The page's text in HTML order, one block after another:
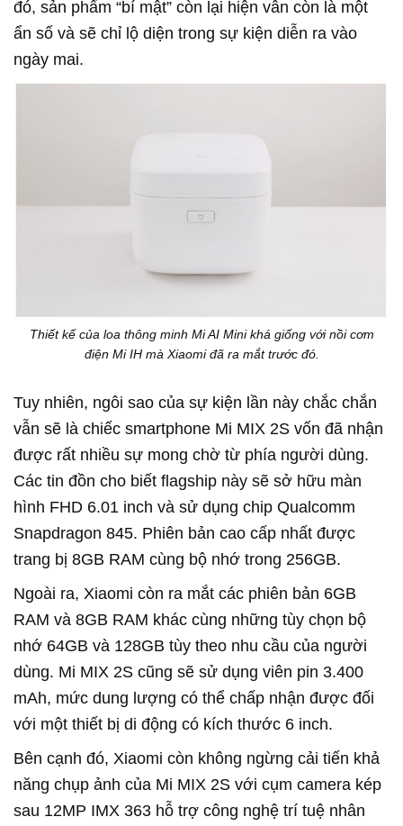
đó, sản phẩm “bí mật” còn lại hiện vẫn còn là một
ẩn số và sẽ chỉ lộ diện trong sự kiện diễn ra vào
ngày mai.
Thiết kế của loa thông minh Mi AI Mini khá giống với nồi cơm
điện Mi IH mà Xiaomi đã ra mắt trước đó.
Tuy nhiên, ngôi sao của sự kiện lần này chắc chắn
vẫn sẽ là chiếc smartphone Mi MIX 2S vốn đã nhận
được rất nhiều sự mong chờ từ phía người dùng.
Các tin đồn cho biết flagship này sẽ sở hữu màn
hình FHD 6.01 inch và sử dụng chip Qualcomm
Snapdragon 845. Phiên bản cao cấp nhất được
trang bị 8GB RAM cùng bộ nhớ trong 256GB.
Ngoài ra, Xiaomi còn ra mắt các phiên bản 6GB
RAM và 8GB RAM khác cùng những tùy chọn bộ
nhớ 64GB và 128GB tùy theo nhu cầu của người
dùng. Mi MIX 2S cũng sẽ sử dụng viên pin 3.400
mAh, mức dung lượng có thể chấp nhận được đối
với một thiết bị di động có kích thước 6 inch.
Bên cạnh đó, Xiaomi còn không ngừng cải tiến khả
năng chụp ảnh của Mi MIX 2S với cụm camera kép
sau 12MP IMX 363 hỗ trợ công nghệ trí tuệ nhân